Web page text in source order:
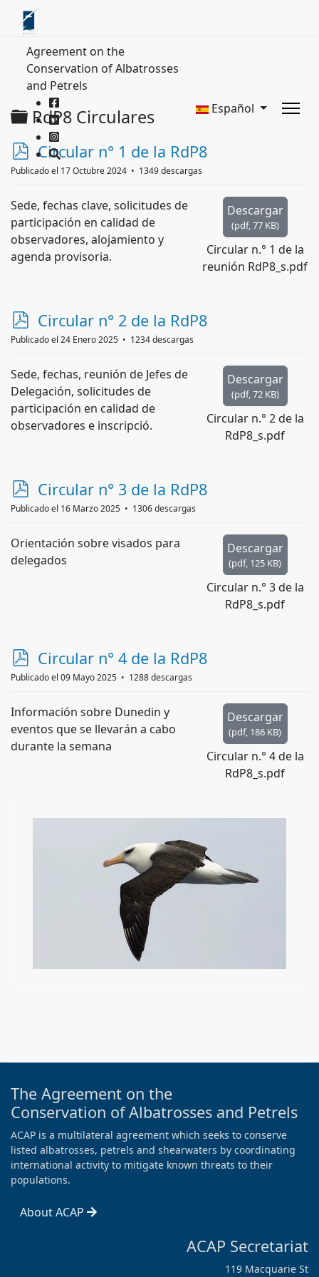
Agreement on the
Conservation of Albatrosses
and Petrels
Español
Carpeta
RdP8 Circulares
p
d
Circular n° 1 de la RdP8
Publicado el 17 Octubre 2024 1349 descargas
Descargar
(pdf,77 KB)
Circular n.° 1 de la
reunión RdP8_s.pdf
Sede, fechas clave, solicitudes de
participación en calidad de
observadores, alojamiento y
agenda provisoria.
p
d
Circular n° 2 de la RdP8
Publicado el 24 Enero 2025 1234 descargas
Descargar
(pdf,72 KB)
Circular n.° 2 de la
RdP8_s.pdf
Sede, fechas, reunión de Jefes de
Delegación, solicitudes de
participación en calidad de
observadores e inscripció.
p
d
Circular n° 3 de la RdP8
Publicado el 16 Marzo 2025 1306 descargas
Descargar
(pdf, 125 KB)
Circular n.° 3 de la
RdP8_s.pdf
Orientación sobre visados para
delegados
p
d
Circular n° 4 de la RdP8
Publicado el 09 Mayo 2025 1288 descargas
Descargar
(pdf, 186 KB)
Circular n.° 4 de la
RdP8_s.pdf
Información sobre Dunedin y
eventos que se llevarán a cabo
durante la semana
The Agreement on the
Conservation of Albatrosses and Petrels
ACAP is a multilateral agreement which seeks to conserve
listed albatrosses, petrels and shearwaters by coordinating
international activity to mitigate known threats to their
populations.
About ACAP
ACAP Secretariat
119 Macquarie St